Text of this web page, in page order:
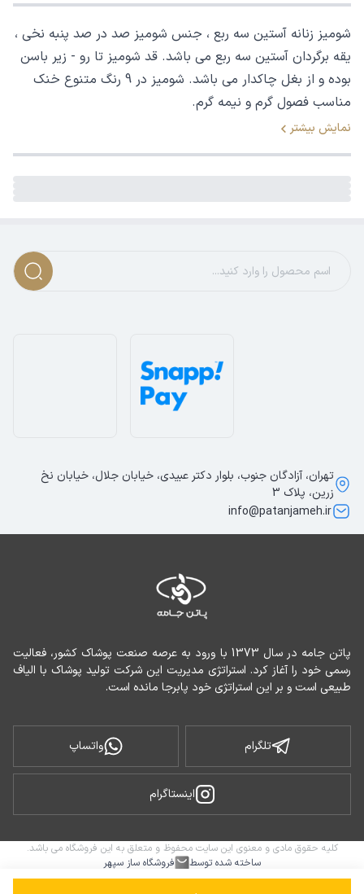
شومیز زنانه آستین سه ربع ، جنس شومیز صد در صد پنبه نخی ،
یقه برگردان آستین سه ربع می باشد. قد شومیز تا رو - زیر باسن
بوده و از بغل چاکدار می باشد. شومیز در 9 رنگ متنوع خنک
مناسب فصول گرم و نیمه گرم.
نمایش بیشتر
طبیعی است و بر این استراتژی خود پابرجا مانده است.
تلگرام واتساپ
اینستاگرام
تهران، آزادگان جنوب، بلوار دکتر عبیدی، خیابان جلال، خیابان نخ
زرین، پلاک 3
info@patanjameh.ir
کلیه حقوق مادی و معنوی این سایت محفوظ و متعلق به این فروشگاه می باشد.
ساخته شده توسط
فروشگاه ساز سپهر